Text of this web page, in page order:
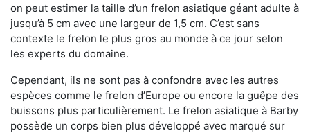
on peut estimer la taille d’un frelon asiatique géant adulte à
jusqu’à 5 cm avec une largeur de 1,5 cm. C’est sans
contexte le frelon le plus gros au monde à ce jour selon
les experts du domaine.
Cependant, ils ne sont pas à confondre avec les autres
espèces comme le frelon d’Europe ou encore la guêpe des
buissons plus particulièrement. Le frelon asiatique à Barby
possède un corps bien plus développé avec marqué sur